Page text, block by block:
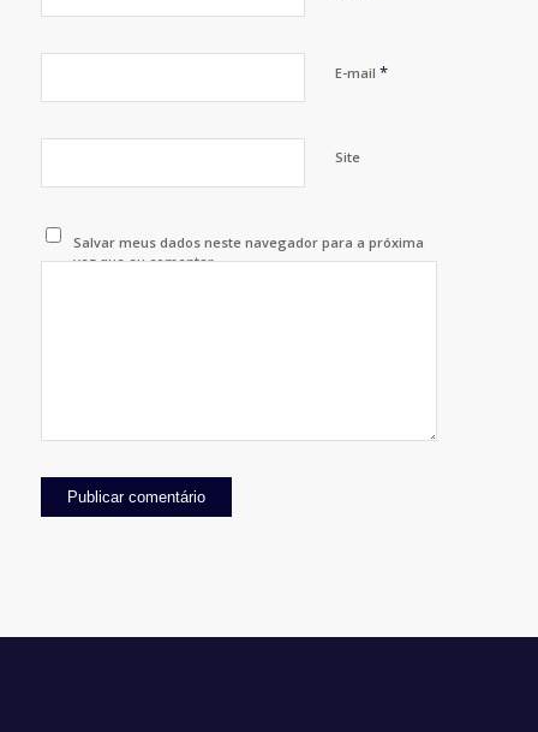
E-mail *
Site
Salvar meus dados neste navegador para a próxima
vez que eu comentar.